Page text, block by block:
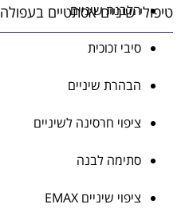
טיפולי שיניים אסתטיים בעפולה
הלבנת שיניים
סיבי זכוכית
הבהרת שיניים
ציפוי חרסינה לשיניים
סתימה לבנה
ציפוי שיניים EMAX